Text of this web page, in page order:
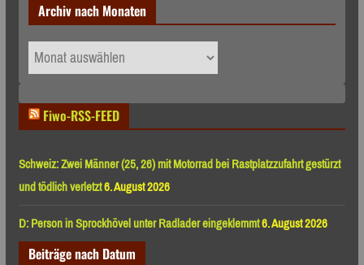
Archiv nach Monaten
Archiv
nach
Fiwo-RSS-FEED
Schweiz: Zwei Männer (25, 26) mit Motorrad bei Rastplatzzufahrt gestürzt
und tödlich verletzt6. August 2026
D: Person in Sprockhövel unter Radlader eingeklemmt6. August 2026
Beiträge nach Datum